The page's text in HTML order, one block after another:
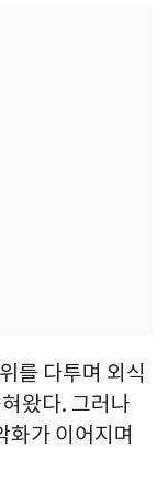
를 다투며 외식
왔다. 그러나
화가 이어지며